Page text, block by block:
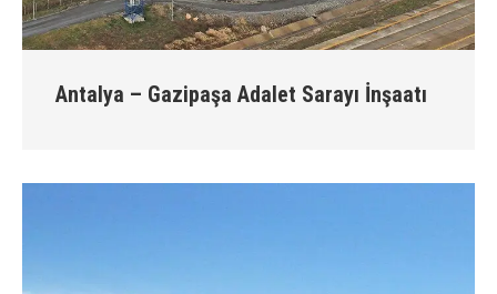
Antalya – Gazipaşa Adalet Sarayı İnşaatı